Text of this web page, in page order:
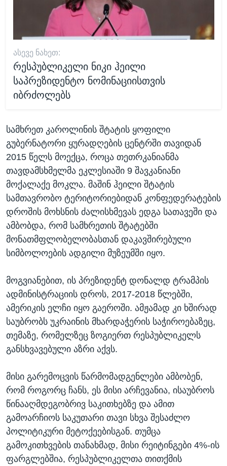
ᲐᲡᲔᲕᲔ ᲜᲐᲮᲔᲗ:
რესპუბლიკელი ნიკი ჰეილი
საპრეზიდენტო ნომინაციისთვის
იბრძოლებს
სამხრეთ კაროლინის შტატის ყოფილი
გუბერნატორი ყურადღების ცენტრში თავიდან
2015 წელს მოექცა, როცა თეთრკანიანმა
თავდამსხმელმა ეკლესიაში 9 შავკანიანი
მოქალაქე მოკლა. მაშინ ჰეილი შტატის
სამთავრობო ტერიტორიებიდან კონფედერატების
დროშის მოხსნის ძალისხმევას ედგა სათავეში და
ამბობდა, რომ სამხრეთის შტატებში
მონათმფლობელობასთან დაკავშირებული
სიმბოლოების ადგილი მუზეუმში იყო.
მოგვიანებით, ის პრეზიდენტ დონალდ ტრამპის
ადმინისტრაციის დროს, 2017-2018 წლებში,
ამერიკის ელჩი იყო გაეროში. ამჟამად კი ხშირად
საუბრობს უკრაინის მხარდაჭერის საჭიროებაზეც,
თემაზე, რომელზეც ზოგიერთ რესპუბლიკელს
განსხვავებული აზრი აქვს.
მისი გარემოცვის წარმომადგენლები ამბობენ,
რომ როგორც ჩანს, ეს მისი არჩევანია, ისაუბროს
წინააღმდეგობრივ საკითხებზე და ამით
გამოარჩიოს საკუთარი თავი სხვა შესაძლო
პოლიტიკური მეტოქეებისგან. თუმცა
გამოკითხვების თანახმად, მისი რეიტინგები 4%-ის
ფარგლებშია, რესპუბლიკელთა თითქმის